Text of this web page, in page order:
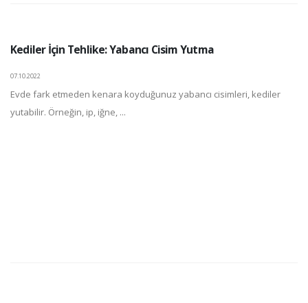
Kediler İçin Tehlike: Yabancı Cisim Yutma
07.10.2022
Evde fark etmeden kenara koyduğunuz yabancı cisimleri, kediler
yutabilir. Örneğin, ip, iğne, ...